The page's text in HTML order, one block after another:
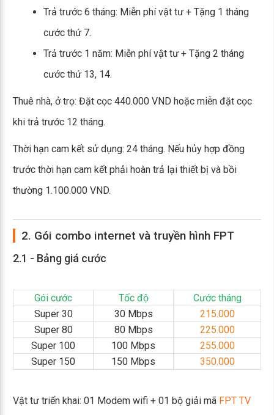
Trả trước 6 tháng: Miễn phí vật tư + Tặng 1 tháng
cước thứ 7.
Trả trước 1 năm: Miễn phí vật tư + Tặng 2 tháng
cước thứ 13, 14.
Thuê nhà, ở trọ: Đặt cọc 440.000 VND hoặc miễn đặt cọc
khi trả trước 12 tháng.
Thời hạn cam kết sử dụng: 24 tháng. Nếu hủy hợp đồng
trước thời hạn cam kết phải hoàn trả lại thiết bị và bồi
thường 1.100.000 VND.
2. Gói combo internet và truyền hình FPT
2.1 - Bảng giá cước
Gói cước Tốc độ
Cước tháng
Super 30
30 Mbps
215.000
Super 80
80 Mbps
225.000
Super 100
100 Mbps
255.000
Super 150
150 Mbps 350.000
Vật tư triển khai: 01 Modem wifi + 01 bộ giải mã FPT TV